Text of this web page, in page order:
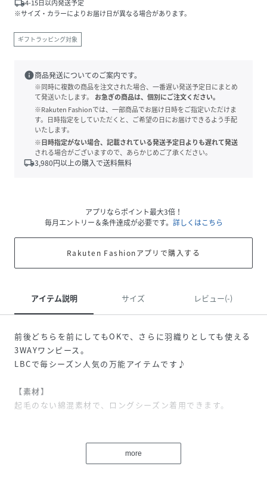
local_shipping4-15日以内発送予定
※サイズ・カラーによりお届け日が異なる場合があります。
ギフトラッピング対象
info商品発送についてのご案内です。
※同時に複数の商品を注文された場合、一番遅い発送予定日にまとめ
て発送いたします。
お急ぎの商品は、個別にご注文ください。
※Rakuten Fashionでは、一部商品でお届け日時をご指定いただけま
す。日時指定をしていただくと、ご希望の日にお届けできるよう手配
いたします。
※日時指定がない場合、記載されている発送予定日よりも遅れて発送
される場合がございますので、あらかじめご了承ください。
local_shipping3,980円以上の購入で送料無料
アプリならポイント最大3倍！
毎月エントリー＆条件達成が必要です。 詳しくはこちら
Rakuten Fashionアプリで購入する
アイテム説明 サイズ レビュー(-)
前後どちらを前にしてもOKで、さらに羽織りとしても使える
3WAYワンピース。
LBCで毎シーズン人気の万能アイテムです♪
【素材】
起毛のない綿混素材で、ロングシーズン着用できます。
前後着用、羽織の3WAY仕様。
more